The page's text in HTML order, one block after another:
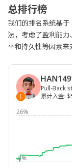
总排行榜
我们的排名系统基
法，考虑了盈利能
平和持久性等因素来
1
Pull-Back
累计入金:
26%
-3%